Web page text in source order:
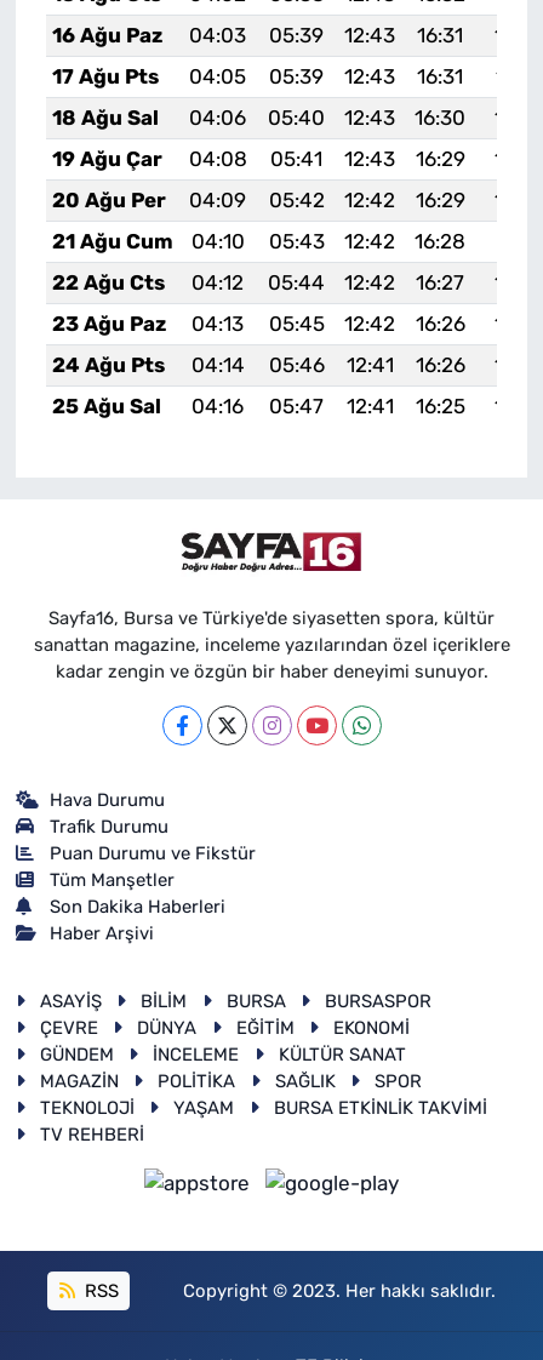
16 Ağu Paz
04:03 05:39 12:43 16:31
17 Ağu Pts
04:05 05:39 12:43 16:31
19:37
18 Ağu Sal
04:06 05:40 12:43 16:30
19 Ağu Çar
04:08 05:41 12:43 16:29
20 Ağu Per
04:09 05:42 12:42 16:29
21 Ağu Cum
04:10 05:43 12:42 16:28
22 Ağu Cts
04:12 05:44 12:42 16:27
23 Ağu Paz
04:13 05:45 12:42 16:26
24 Ağu Pts
04:14 05:46 12:41 16:26
25 Ağu Sal
04:16 05:47 12:41 16:25
Sayfa16, Bursa ve Türkiye'de siyasetten spora, kültür
sanattan magazine, inceleme yazılarından özel içeriklere
kadar zengin ve özgün bir haber deneyimi sunuyor.
Hava Durumu
Trafik Durumu
Puan Durumu ve Fikstür
Tüm Manşetler
Son Dakika Haberleri
Haber Arşivi
ASAYİŞ BİLİM BURSA
BURSASPOR
ÇEVRE
DÜNYA EĞİTİM
EKONOMİ
GÜNDEM
İNCELEME
KÜLTÜR SANAT
MAGAZİN
POLİTİKA SAĞLIK
SPOR
TEKNOLOJİ
YAŞAM
BURSA ETKİNLİK TAKVİMİ
TV REHBERİ
RSS Copyright © 2023. Her hakkı saklıdır.